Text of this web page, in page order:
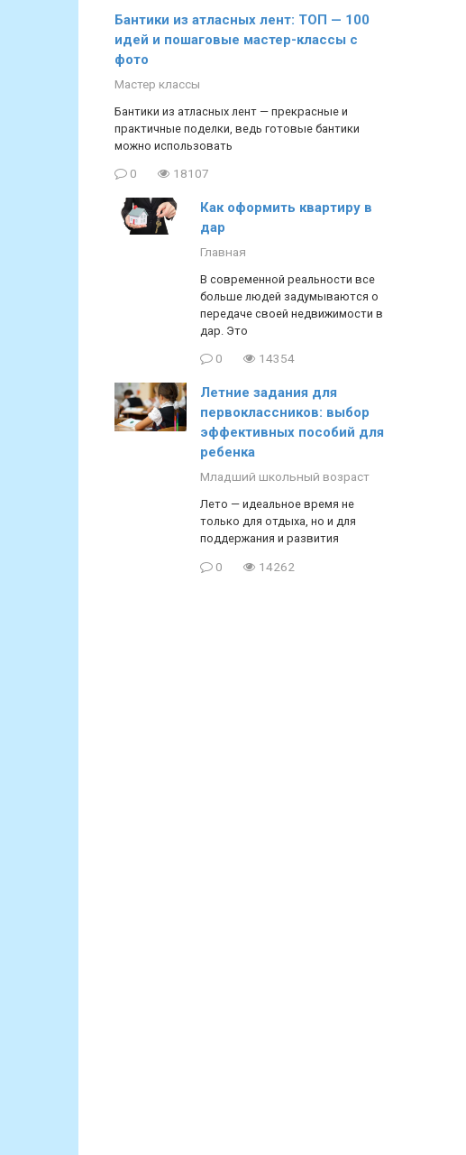
Бантики из атласных лент: ТОП — 100
идей и пошаговые мастер-классы с
фото
Мастер классы
Бантики из атласных лент — прекрасные и
практичные поделки, ведь готовые бантики
можно использовать
0 18107
Как оформить квартиру в
дар
Главная
В современной реальности все
больше людей задумываются о
передаче своей недвижимости в
дар. Это
0 14354
Летние задания для
первоклассников: выбор
эффективных пособий для
ребенка
Младший школьный возраст
Лето — идеальное время не
только для отдыха, но и для
поддержания и развития
0 14262